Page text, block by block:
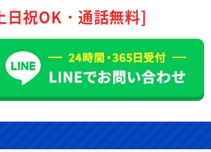
日祝OK・通話無料]